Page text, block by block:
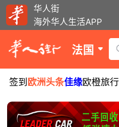
华人街
海外华人生活APP
法国
签到 欧洲头条佳缘欧橙旅行